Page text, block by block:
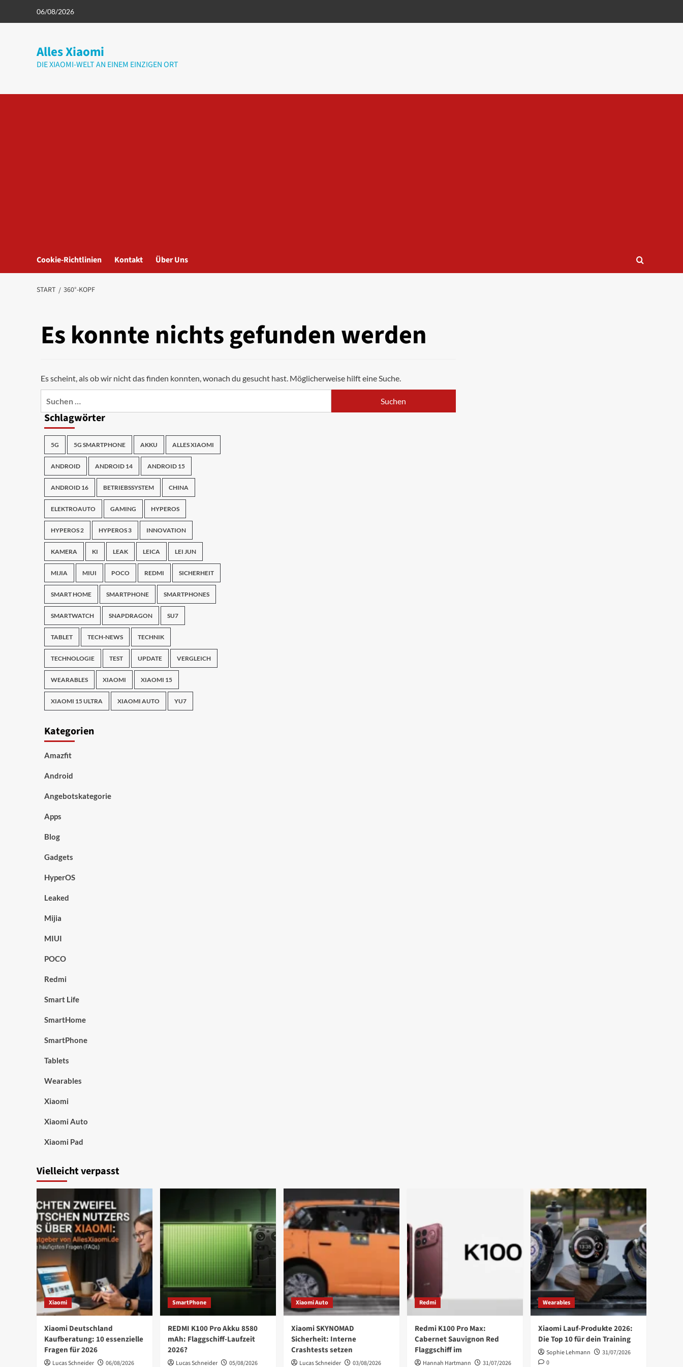
06/08/2026
Alles Xiaomi
DIE XIAOMI-WELT AN EINEM EINZIGEN ORT
Cookie-Richtlinien Kontakt Über Uns
START 360°-KOPF
Es konnte nichts gefunden werden
Es scheint, als ob wir nicht das finden konnten, wonach du gesucht hast. Möglicherweise hilft eine Suche.
Schlagwörter
5G 5G SMARTPHONE AKKU ALLES XIAOMI
ANDROID ANDROID 14 ANDROID 15
ANDROID 16 BETRIEBSSYSTEM CHINA
ELEKTROAUTO GAMING HYPEROS
HYPEROS 2 HYPEROS 3 INNOVATION
KAMERA KI LEAK LEICA LEI JUN
MIJIA MIUI POCO REDMI SICHERHEIT
SMART HOME SMARTPHONE SMARTPHONES
SMARTWATCH SNAPDRAGON SU7
TABLET TECH-NEWS TECHNIK
TECHNOLOGIE TEST UPDATE VERGLEICH
WEARABLES XIAOMI XIAOMI 15
XIAOMI 15 ULTRA XIAOMI AUTO YU7
Kategorien
Amazfit
Android
Angebotskategorie
Apps
Blog
Gadgets
HyperOS
Leaked
Mijia
MIUI
POCO
Redmi
Smart Life
SmartHome
SmartPhone
Tablets
Wearables
Xiaomi
Xiaomi Auto
Xiaomi Pad
Vielleicht verpasst
Xiaomi
Xiaomi Deutschland
Kaufberatung: 10 essenzielle
Fragen für 2026
Lucas Schneider 06/08/2026
SmartPhone
REDMI K100 Pro Akku 8580
mAh: Flaggschiff-Laufzeit
2026?
Lucas Schneider 05/08/2026
Xiaomi Auto
Xiaomi SKYNOMAD
Sicherheit: Interne
Crashtests setzen
Lucas Schneider 03/08/2026
Redmi
Redmi K100 Pro Max:
Cabernet Sauvignon Red
Flaggschiff im
Hannah Hartmann 31/07/2026
Wearables
Xiaomi Lauf-Produkte 2026:
Die Top 10 für dein Training
Sophie Lehmann
31/07/2026
0